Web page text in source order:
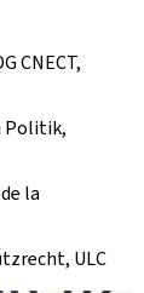
CNECT,
Politik,
la
ULC